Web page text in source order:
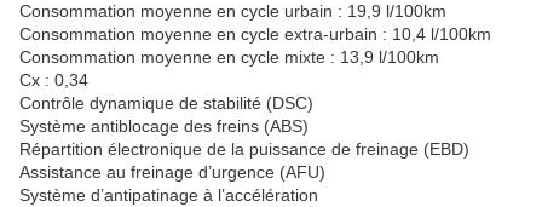
Consommation moyenne en cycle urbain : 19,9 l/100km
Consommation moyenne en cycle extra-urbain : 10,4 l/100km
Consommation moyenne en cycle mixte : 13,9 l/100km
Cx : 0,34
Contrôle dynamique de stabilité (DSC)
Système antiblocage des freins (ABS)
Répartition électronique de la puissance de freinage (EBD)
Assistance au freinage d’urgence (AFU)
Système d’antipatinage à l’accélération